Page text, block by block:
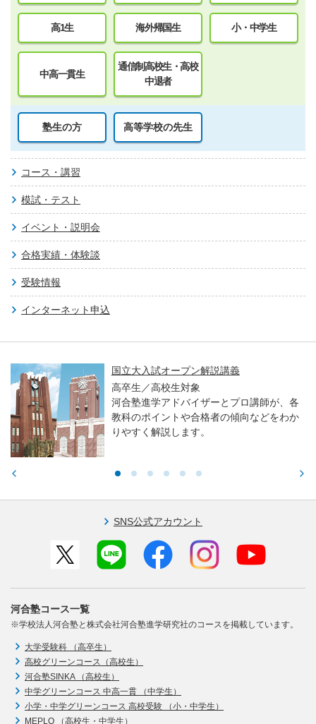
高1生 海外帰国生 小・中学生
中高一貫生
通信制高校生・高校
中退者
塾生の方 高等学校の先生
コース・講習
模試・テスト
イベント・説明会
合格実績・体験談
受験情報
インターネット申込
国立大入試オープン解説講義
高卒生／高校生対象
河合塾進学アドバイザーとプロ講師が、各
教科のポイントや合格者の傾向などをわか
りやすく解説します。
SNS公式アカウント
河合塾コース一覧
※学校法人河合塾と株式会社河合塾進学研究社のコースを掲載しています。
大学受験科 （高卒生）
高校グリーンコース（高校生）
河合塾SINKA （高校生）
中学グリーンコース 中高一貫 （中学生）
小学・中学グリーンコース 高校受験 （小・中学生）
MEPLO （高校生・中学生）